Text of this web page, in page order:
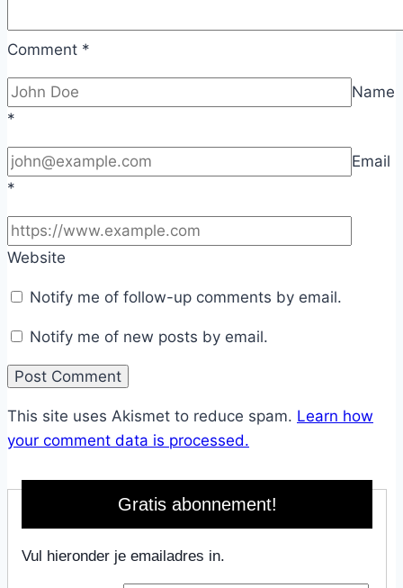
Comment *
Name
*
Email
*
Website
Notify me of follow-up comments by email.
Notify me of new posts by email.
This site uses Akismet to reduce spam. Learn how
your comment data is processed.
Gratis abonnement!
Vul hieronder je emailadres in.